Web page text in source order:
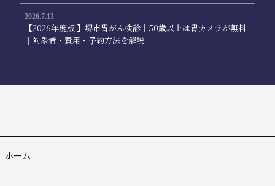
2026.7.13
【2026年度版 】堺市胃がん検診｜50歳以上は胃カメラが無料
｜対象者・費用・予約方法を解説
ホーム